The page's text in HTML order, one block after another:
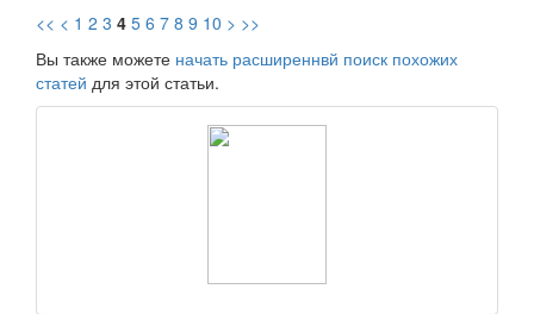
<< < 1 2 3 4 5 6 7 8 9 10 > >>
Вы также можете начать расширеннвй поиск похожих
статей для этой статьи.